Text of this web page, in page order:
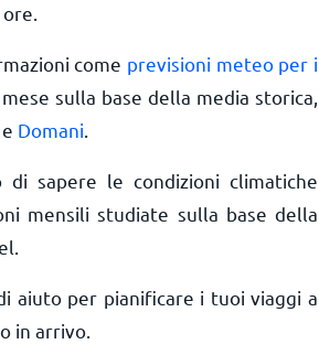
come previsioni meteo per i
sulla base della media storica,
e Domani
sapere le condizioni climatiche
mensili studiate sulla base della
aiuto per pianificare i tuoi viaggi a
in arrivo.